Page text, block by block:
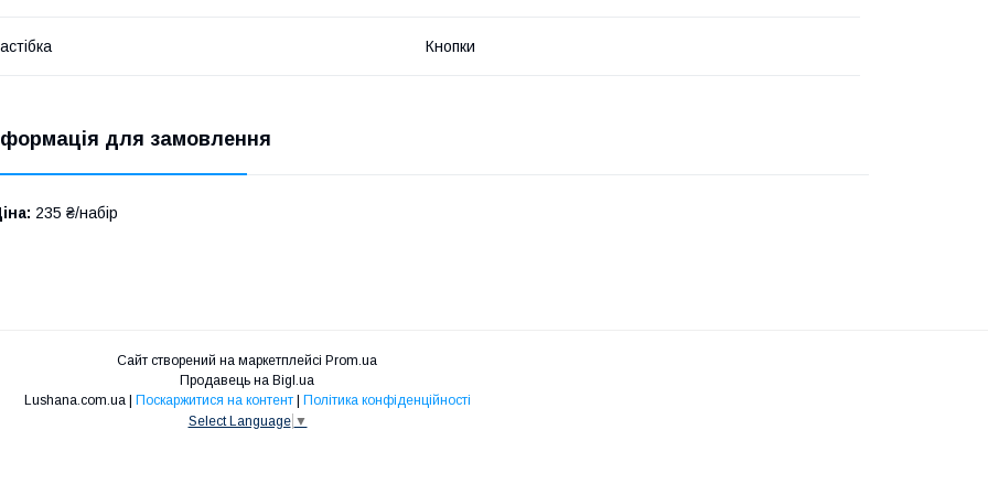
Кнопки
для замовлення
235 ₴/набір
Сайт створений на маркетплейсі Prom.ua
Продавець на Bigl.ua
Поскаржитися на контент
Політика конфіденційності
Select Language ▼